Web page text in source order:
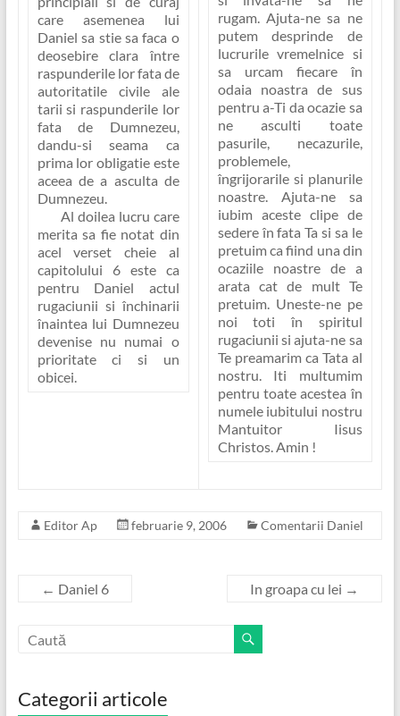
care asemenea lui
Daniel sa stie sa faca o
deosebire clara între
raspunderile lor fata de
autoritatile civile ale
tarii si raspunderile lor
fata de Dumnezeu,
dandu-si seama ca
prima lor obligatie este
aceea de a asculta de
Dumnezeu.
Al doilea lucru care
merita sa fie notat din
acel verset cheie al
capitolului 6 este ca
pentru Daniel actul
rugaciunii si închinarii
înaintea lui Dumnezeu
devenise nu numai o
prioritate ci si un
obicei.
rugam. Ajuta-ne sa ne
putem desprinde de
lucrurile vremelnice si
sa urcam fiecare în
odaia noastra de sus
pentru a-Ti da ocazie sa
ne asculti toate
pasurile, necazurile,
problemele,
îngrijorarile si planurile
noastre. Ajuta-ne sa
iubim aceste clipe de
sedere în fata Ta si sa le
pretuim ca fiind una din
ocaziile noastre de a
arata cat de mult Te
pretuim. Uneste-ne pe
noi toti în spiritul
rugaciunii si ajuta-ne sa
Te preamarim ca Tata al
nostru. Iti multumim
pentru toate acestea în
numele iubitului nostru
Mantuitor Iisus
Christos. Amin !
Editor Ap februarie 9, 2006 Comentarii Daniel
← Daniel 6 In groapa cu lei →
Categorii articole